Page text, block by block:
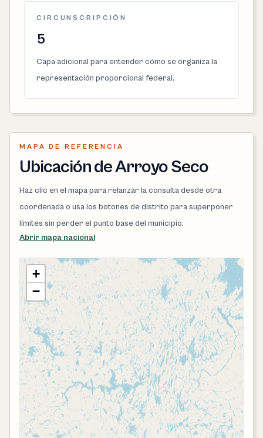
CIRCUNSCRIPCIÓN
5
Capa adicional para entender cómo se organiza la
representación proporcional federal.
MAPA DE REFERENCIA
Ubicación de Arroyo Seco
Haz clic en el mapa para relanzar la consulta desde otra
coordenada o usa los botones de distrito para superponer
límites sin perder el punto base del municipio.
Abrir mapa nacional
+
−